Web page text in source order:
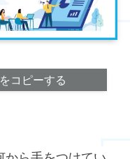
コピーする